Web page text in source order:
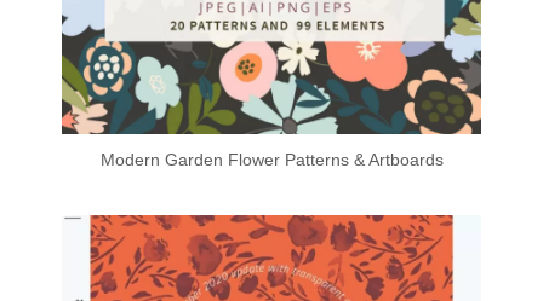
Modern Garden Flower Patterns & Artboards